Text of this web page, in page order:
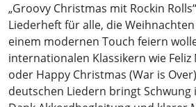
„Groovy Christmas mit Rockin
Liederheft für alle, die
einem modernen Touch feiern
internationalen Klassikern wie Feliz
oder Happy Christmas (War is
deutschen Liedern bringt Schwung